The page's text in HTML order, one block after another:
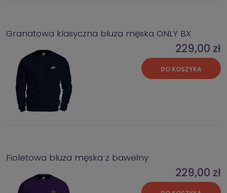
Granatowa klasyczna bluza męska ONLY BX
229,00 zł
DO KOSZYKA
Fioletowa bluza męska z bawełny
229,00 zł